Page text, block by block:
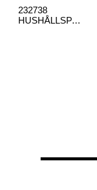
HUSHÅLLSPAPPER, LAMBI DEC 4 RL
232738